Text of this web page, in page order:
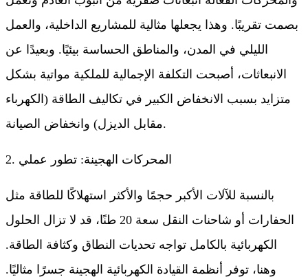
بصمت تقريبًا. وهذا يجعلها مثالية للمشاريع الداخلية، والعمل
الليلي في المدن، والمناطق الحساسة بيئيًا. وبعيدًا عن
الانبعاثات، أصبحت التكلفة الإجمالية للملكية مواتية بشكل
متزايد بسبب الانخفاض الكبير في تكاليف الطاقة (الكهرباء
مقابل الديزل) وانخفاض الصيانة.
2. المحركات الهجينة: تطور عملي
بالنسبة للآلات الأكبر حجمًا والأكثر استهلاكًا للطاقة مثل
الحفارات أو شاحنات النقل سعة 20 طنًا، قد لا تزال الحلول
الكهربائية بالكامل تواجه تحديات النطاق وكثافة الطاقة.
وهنا، توفر أنظمة القيادة الكهربائية الهجينة جسرًا مثاليًا.